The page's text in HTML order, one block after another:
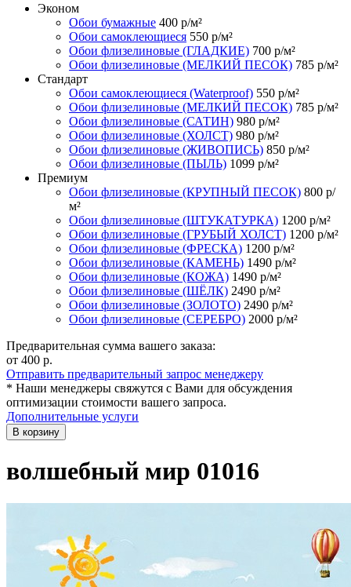
Эконом
Обои бумажные 400 р/м²
Обои самоклеющиеся 550 р/м²
Обои флизелиновые (ГЛАДКИЕ) 700 р/м²
Обои флизелиновые (МЕЛКИЙ ПЕСОК) 785 р/м²
Стандарт
Обои самоклеющиеся (Waterproof) 550 р/м²
Обои флизелиновые (МЕЛКИЙ ПЕСОК) 785 р/м²
Обои флизелиновые (САТИН) 980 р/м²
Обои флизелиновые (ХОЛСТ) 980 р/м²
Обои флизелиновые (ЖИВОПИСЬ) 850 р/м²
Обои флизелиновые (ПЫЛЬ) 1099 р/м²
Премиум
Обои флизелиновые (КРУПНЫЙ ПЕСОК) 800 р/
м²
Обои флизелиновые (ШТУКАТУРКА) 1200 р/м²
Обои флизелиновые (ГРУБЫЙ ХОЛСТ) 1200 р/м²
Обои флизелиновые (ФРЕСКА) 1200 р/м²
Обои флизелиновые (КАМЕНЬ) 1490 р/м²
Обои флизелиновые (КОЖА) 1490 р/м²
Обои флизелиновые (ШЁЛК) 2490 р/м²
Обои флизелиновые (ЗОЛОТО) 2490 р/м²
Обои флизелиновые (СЕРЕБРО) 2000 р/м²
Предварительная сумма вашего заказа:
от 400 р.
Отправить предварительный запрос менеджеру
* Наши менеджеры свяжутся с Вами для обсуждения
оптимизации стоимости вашего запроса.
Дополнительные услуги
В корзину
волшебный мир 01016